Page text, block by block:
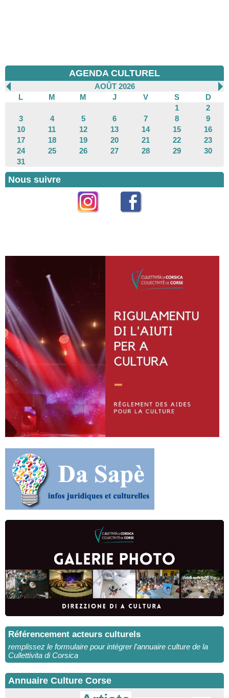
AGENDA CULTUREL
AOÛT 2026
L
M M J V S
D
1
2
3
4 5 6 7 8
9
10
11 12 13 14 15
16
17
18 19 20 21 22
23
24
25 26 27 28 29
30
31
Nous suivre
Référencement acteurs culturels
remplissez le formulaire pour intégrer l’annuaire culture de la
Cullettivita di Corsica
Annuaire Culture Corse